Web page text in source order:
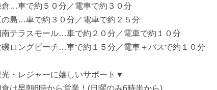
…車で約５０分／電車で約３０分
島…車で約３０分／電車で約２５分
テラスモール…車で約２０分／電車で約１０分
ロングビーチ…車で約１５分／電車＋バスで約１０分
・レジャーに嬉しいサポート▼
食は早朝6時から営業！(日曜のみ6時半から)